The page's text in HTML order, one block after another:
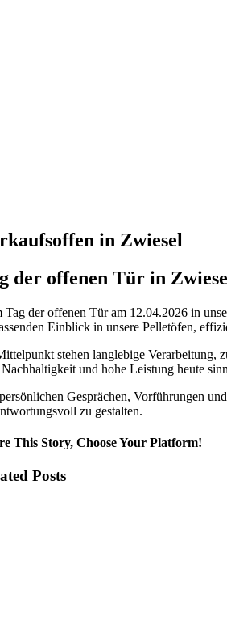
in Zwiesel
der offenen Tür in
Tag der offenen Tür am 12.04.2026 in
Einblick in unsere Pelletöfen,
stehen langlebige Verarbeitung,
und hohe Leistung heute
Gesprächen, Vorführungen
zu gestalten.
This Story, Choose Your Platform!
Posts